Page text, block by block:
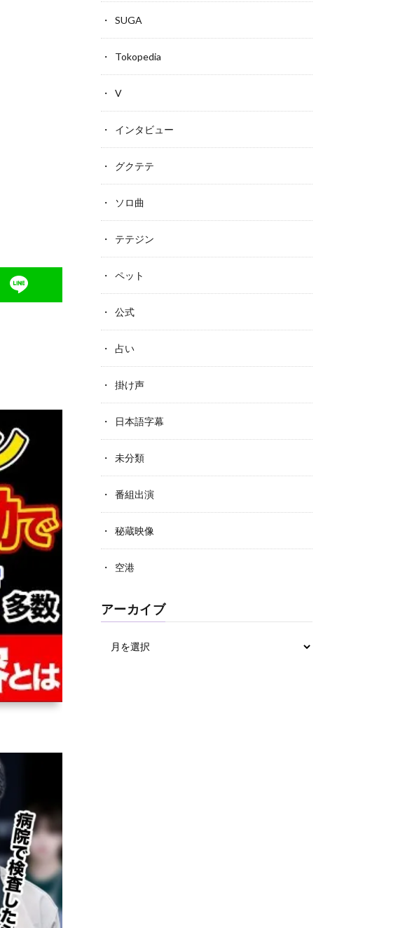
SUGA
Tokopedia
V
インタビュー
グクテテ
ソロ曲
テテジン
ペット
公式
占い
掛け声
日本語字幕
未分類
番組出演
秘蔵映像
空港
アーカイブ